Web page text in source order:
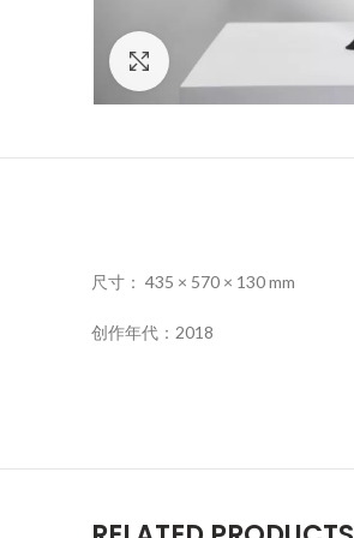
Click to enlarge
尺寸： 435 × 570 × 130 mm
创作年代：2018